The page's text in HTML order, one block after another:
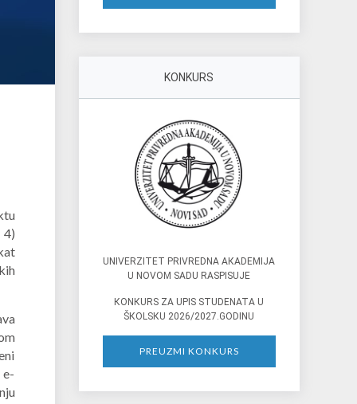
4)
KONKURS
UNIVERZITET PRIVREDNA AКADEMIJA
U NOVOM SADU RASPISUJE
КONКURS ZA UPIS STUDENATA U
ŠКOLSКU 2026/2027.GODINU
PREUZMI KONKURS